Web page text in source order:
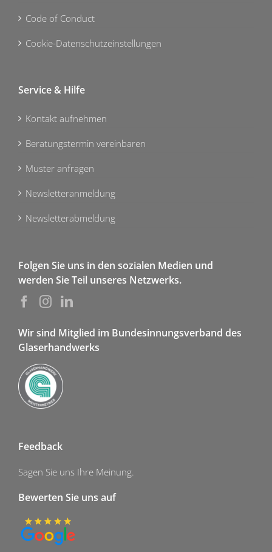
Code of Conduct
Cookie-Datenschutzeinstellungen
Service & Hilfe
Kontakt aufnehmen
Beratungstermin vereinbaren
Muster anfragen
Newsletteranmeldung
Newsletterabmeldung
Folgen Sie uns in den sozialen Medien und
werden Sie Teil unseres Netzwerks.
Wir sind Mitglied im Bundesinnungsverband des
Glaserhandwerks
Feedback
Sagen Sie uns Ihre Meinung.
Bewerten Sie uns auf